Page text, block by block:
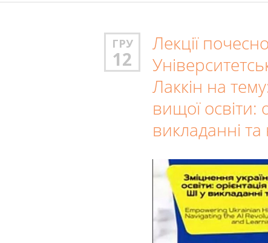
ГРУ
12
Лекції
Лаккін на
вищої освіти:
викладанні та